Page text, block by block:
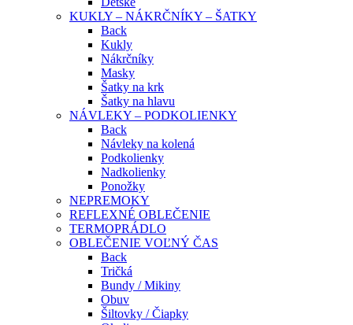
KUKLY – NÁKRČNÍKY – ŠATKY
Back
Kukly
Nákrčníky
Masky
Šatky na krk
Šatky na hlavu
NÁVLEKY – PODKOLIENKY
Back
Návleky na kolená
Podkolienky
Nadkolienky
Ponožky
NEPREMOKY
REFLEXNÉ OBLEČENIE
TERMOPRÁDLO
OBLEČENIE VOĽNÝ ČAS
Back
Tričká
Bundy / Mikiny
Obuv
Šiltovky / Čiapky